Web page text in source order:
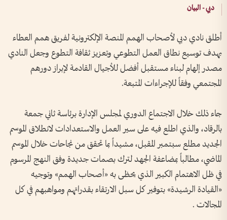
دبي - البيان
أطلق نادي دبي لأصحاب الهمم المنصة الإلكترونية لفريق همم العطاء
بهدف توسيع نطاق العمل التطوعي وتعزيز ثقافة التطوع وجعل النادي
مصدر إلهام لبناء مستقبل أفضل للأجيال القادمة لإبراز دورهم
المجتمعي وفقاً للإجراءات المتبعة.
جاء ذلك خلال الاجتماع الدوري لمجلس الإدارة برئاسة ثاني جمعة
بالرقاد، والذي اطلع فيه على سير العمل والاستعدادات لانطلاق الموسم
الجديد مطلع سبتمبر المقبل، مشيداً بما تحقق من نجاحات خلال الموسم
الماضي، مطالباً بمضاعفة الجهد لترك بصمات جديدة وفق النهج المرسوم
في ظل الاهتمام الكبير الذي يحظى به «أصحاب الهمم» وتوجيه
«القيادة الرشيدة» بتوفير كل سبل الارتقاء بقدراتهم ومواهبهم في كل
المجالات .